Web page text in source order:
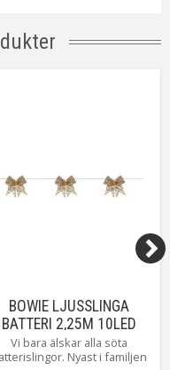
BOWIE LJUSSLINGA
BATTERI 2,25M 10LED
VARMVIT/GULD
Vi bara älskar alla söta
Nyast i familjen